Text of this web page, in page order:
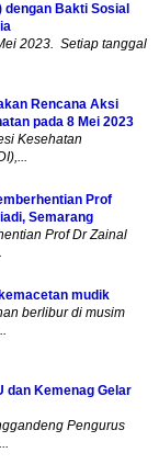
Bakti Sosial
2023. Setiap tanggal
Rencana Aksi
pada 8 Mei 2023
Kesehatan
Prof
Semarang
Prof Dr Zainal
mudik
berlibur di musim
dan Kemenag Gelar
Pengurus